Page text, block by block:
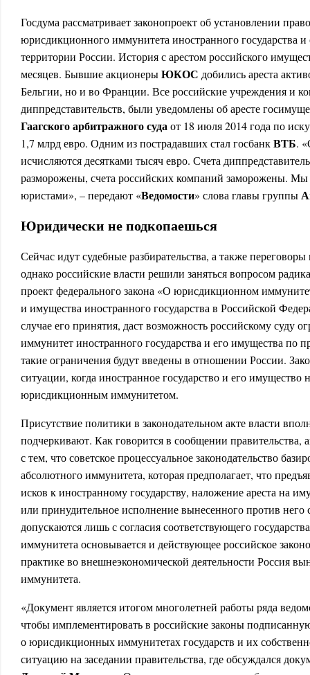
Госдума рассматривает законопроект об установлении
юрисдикционного иммунитета иностранного государства
территории России. История с арестом российского
месяцев. Бывшие акционерыЮКОС добились ареста
Бельгии, но и во Франции. Все российские учреждения и
диппредставительств, были уведомлены об аресте
Гаагского арбитражного судаот 18 июля 2014 года по
1,7 млрд евро. Одним из пострадавших стал госбанкВТБ.
исчисляются десятками тысяч евро. Счета
разморожены, счета российских компаний заморожены.
юристами», – передают «Ведомости» слова главы группы
Юридически не подкопаешься
Сейчас идут судебные разбирательства, а также
однако российские власти решили заняться вопросом
проект федерального закона «О юрисдикционном
и имущества иностранного государства в Российской
случае его принятия, даст возможность российскому суду
иммунитет иностранного государства и его имущества по
такие ограничения будут введены в отношении России.
ситуации, когда иностранное государство и его имущество
юрисдикционным иммунитетом.
Присутствие политики в законодательном акте власти
подчеркивают. Как говорится в сообщении правительства,
с тем, что советское процессуальное законодательство
абсолютного иммунитета, которая предполагает, что
исков к иностранному государству, наложение ареста на
или принудительное исполнение вынесенного против него
допускаются лишь с согласия соответствующего
иммунитета основывается и действующее российское
практике во внешнеэкономической деятельности Россия
иммунитета.
«Документ является итогом многолетней работы ряда
чтобы имплементировать в российские законы
о юрисдикционных иммунитетах государств и их
ситуацию на заседании правительства, где обсуждался